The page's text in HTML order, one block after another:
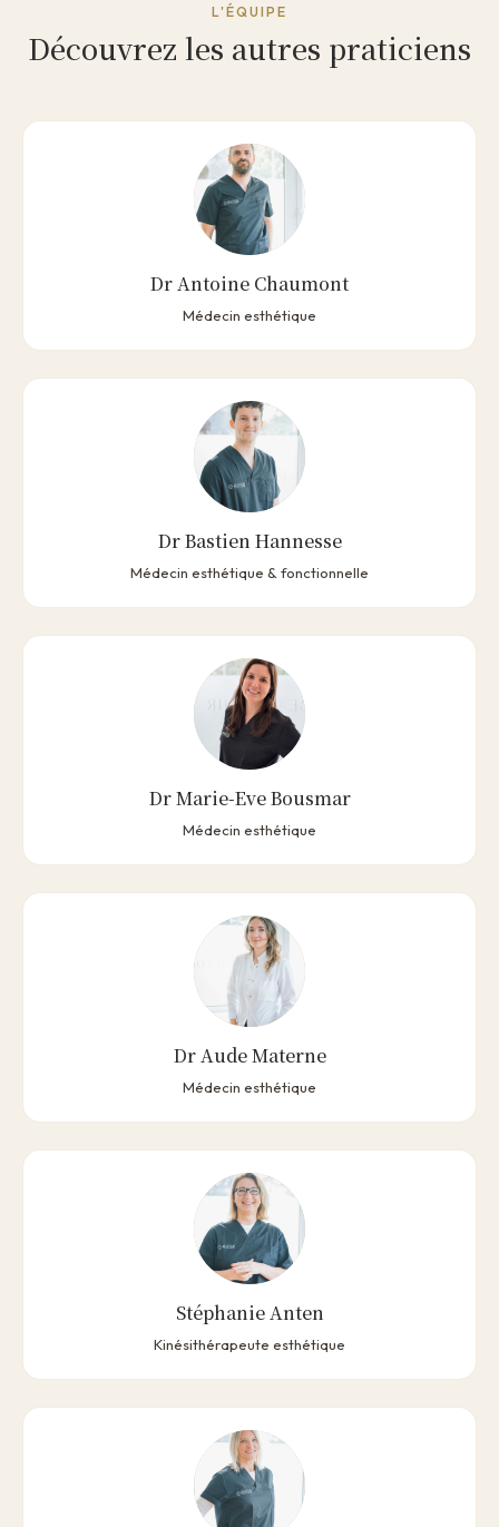
L'ÉQUIPE
Découvrez les autres praticiens
Dr Antoine Chaumont
Médecin esthétique
Dr Bastien Hannesse
Médecin esthétique & fonctionnelle
Dr Marie-Eve Bousmar
Médecin esthétique
Dr Aude Materne
Médecin esthétique
Stéphanie Anten
Kinésithérapeute esthétique